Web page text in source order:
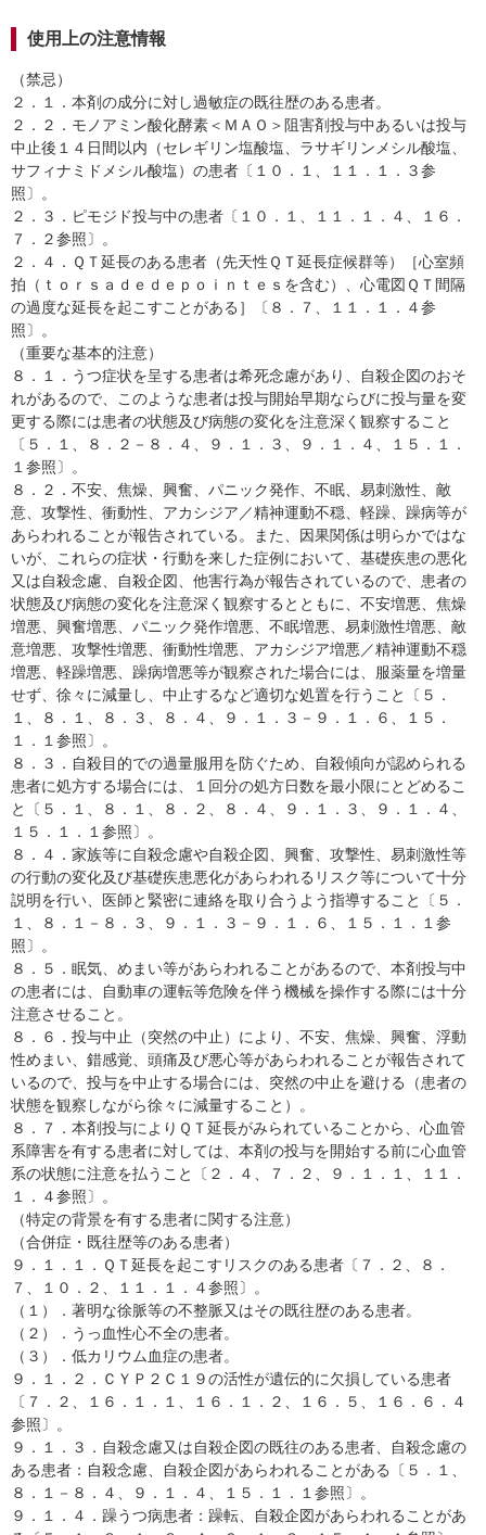
使用上の注意情報
（禁忌）
２．１．本剤の成分に対し過敏症の既往歴のある患者。
２．２．モノアミン酸化酵素＜ＭＡＯ＞阻害剤投与中あるいは投与
中止後１４日間以内（セレギリン塩酸塩、ラサギリンメシル酸塩、
サフィナミドメシル酸塩）の患者〔１０．１、１１．１．３参
照〕。
２．３．ピモジド投与中の患者〔１０．１、１１．１．４、１６．
７．２参照〕。
２．４．ＱＴ延長のある患者（先天性ＱＴ延長症候群等）［心室頻
拍（ｔｏｒｓａｄｅｄｅｐｏｉｎｔｅｓを含む）、心電図ＱＴ間隔
の過度な延長を起こすことがある］〔８．７、１１．１．４参
照〕。
（重要な基本的注意）
８．１．うつ症状を呈する患者は希死念慮があり、自殺企図のおそ
れがあるので、このような患者は投与開始早期ならびに投与量を変
更する際には患者の状態及び病態の変化を注意深く観察すること
〔５．１、８．２－８．４、９．１．３、９．１．４、１５．１．
１参照〕。
８．２．不安、焦燥、興奮、パニック発作、不眠、易刺激性、敵
意、攻撃性、衝動性、アカシジア／精神運動不穏、軽躁、躁病等が
あらわれることが報告されている。また、因果関係は明らかではな
いが、これらの症状・行動を来した症例において、基礎疾患の悪化
又は自殺念慮、自殺企図、他害行為が報告されているので、患者の
状態及び病態の変化を注意深く観察するとともに、不安増悪、焦燥
増悪、興奮増悪、パニック発作増悪、不眠増悪、易刺激性増悪、敵
意増悪、攻撃性増悪、衝動性増悪、アカシジア増悪／精神運動不穏
増悪、軽躁増悪、躁病増悪等が観察された場合には、服薬量を増量
せず、徐々に減量し、中止するなど適切な処置を行うこと〔５．
１、８．１、８．３、８．４、９．１．３－９．１．６、１５．
１．１参照〕。
８．３．自殺目的での過量服用を防ぐため、自殺傾向が認められる
患者に処方する場合には、１回分の処方日数を最小限にとどめるこ
と〔５．１、８．１、８．２、８．４、９．１．３、９．１．４、
１５．１．１参照〕。
８．４．家族等に自殺念慮や自殺企図、興奮、攻撃性、易刺激性等
の行動の変化及び基礎疾患悪化があらわれるリスク等について十分
説明を行い、医師と緊密に連絡を取り合うよう指導すること〔５．
１、８．１－８．３、９．１．３－９．１．６、１５．１．１参
照〕。
８．５．眠気、めまい等があらわれることがあるので、本剤投与中
の患者には、自動車の運転等危険を伴う機械を操作する際には十分
注意させること。
８．６．投与中止（突然の中止）により、不安、焦燥、興奮、浮動
性めまい、錯感覚、頭痛及び悪心等があらわれることが報告されて
いるので、投与を中止する場合には、突然の中止を避ける（患者の
状態を観察しながら徐々に減量すること）。
８．７．本剤投与によりＱＴ延長がみられていることから、心血管
系障害を有する患者に対しては、本剤の投与を開始する前に心血管
系の状態に注意を払うこと〔２．４、７．２、９．１．１、１１．
１．４参照〕。
（特定の背景を有する患者に関する注意）
（合併症・既往歴等のある患者）
９．１．１．ＱＴ延長を起こすリスクのある患者〔７．２、８．
７、１０．２、１１．１．４参照〕。
（１）．著明な徐脈等の不整脈又はその既往歴のある患者。
（２）．うっ血性心不全の患者。
（３）．低カリウム血症の患者。
９．１．２．ＣＹＰ２Ｃ１９の活性が遺伝的に欠損している患者
〔７．２、１６．１．１、１６．１．２、１６．５、１６．６．４
参照〕。
９．１．３．自殺念慮又は自殺企図の既往のある患者、自殺念慮の
ある患者：自殺念慮、自殺企図があらわれることがある〔５．１、
８．１－８．４、９．１．４、１５．１．１参照〕。
９．１．４．躁うつ病患者：躁転、自殺企図があらわれることがあ